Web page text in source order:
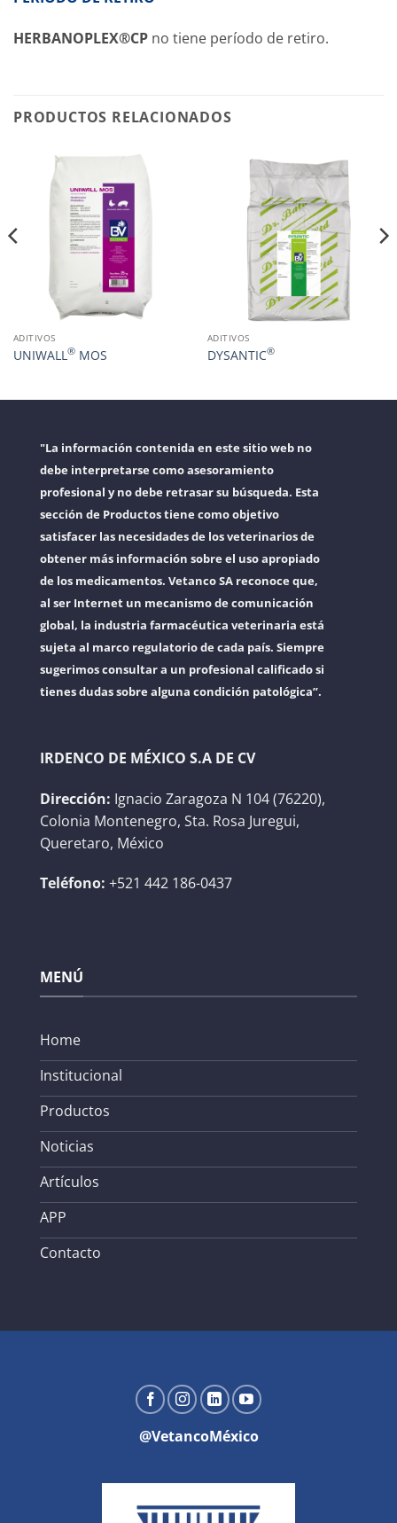
HERBANOPLEX®CP no tiene período de retiro.
PRODUCTOS RELACIONADOS
ADITIVOS
UNIWALL®MOS
ADITIVOS
DYSANTIC®
"La información contenida en este sitio web no
debe interpretarse como asesoramiento
profesional y no debe retrasar su búsqueda. Esta
sección de Productos tiene como objetivo
satisfacer las necesidades de los veterinarios de
obtener más información sobre el uso apropiado
de los medicamentos. Vetanco SA reconoce que,
al ser Internet un mecanismo de comunicación
global, la industria farmacéutica veterinaria está
sujeta al marco regulatorio de cada país. Siempre
sugerimos consultar a un profesional calificado si
tienes dudas sobre alguna condición patológica”.
IRDENCO DE MÉXICO S.A DE CV
Dirección: Ignacio Zaragoza N 104 (76220),
Colonia Montenegro, Sta. Rosa Juregui,
Queretaro, México
Teléfono: +521 442 186-0437
MENÚ
Home
Institucional
Productos
Noticias
Artículos
APP
Contacto
@VetancoMéxico